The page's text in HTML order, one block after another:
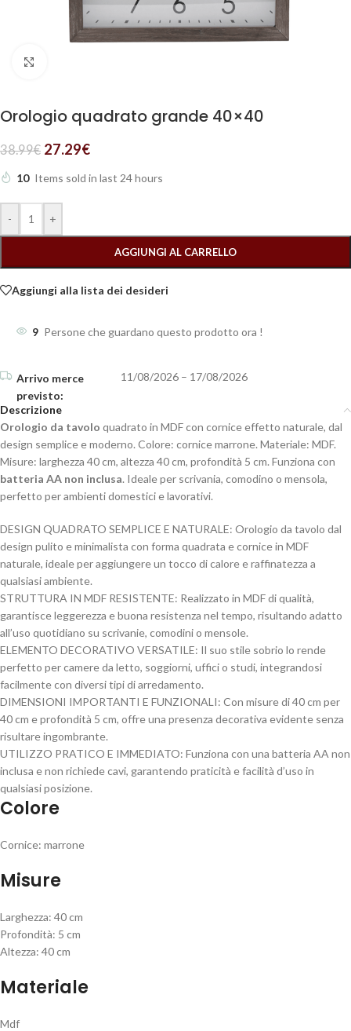
Orologio quadrato grande 40×40
38.99€ 27.29€
10 Items sold in last 24 hours
- +
AGGIUNGI AL CARRELLO
Aggiungi alla lista dei desideri
9 Persone che guardano questo prodotto ora !
11/08/2026 – 17/08/2026
Descrizione
Orologio da tavolo quadrato in MDF con cornice effetto naturale, dal
design semplice e moderno. Colore: cornice marrone. Materiale: MDF.
Misure: larghezza 40 cm, altezza 40 cm, profondità 5 cm. Funziona con
batteria AA non inclusa. Ideale per scrivania, comodino o mensola,
perfetto per ambienti domestici e lavorativi.
DESIGN QUADRATO SEMPLICE E NATURALE: Orologio da tavolo dal
design pulito e minimalista con forma quadrata e cornice in MDF
naturale, ideale per aggiungere un tocco di calore e raffinatezza a
qualsiasi ambiente.
STRUTTURA IN MDF RESISTENTE: Realizzato in MDF di qualità,
garantisce leggerezza e buona resistenza nel tempo, risultando adatto
all’uso quotidiano su scrivanie, comodini o mensole.
ELEMENTO DECORATIVO VERSATILE: Il suo stile sobrio lo rende
perfetto per camere da letto, soggiorni, uffici o studi, integrandosi
facilmente con diversi tipi di arredamento.
DIMENSIONI IMPORTANTI E FUNZIONALI: Con misure di 40 cm per
40 cm e profondità 5 cm, offre una presenza decorativa evidente senza
risultare ingombrante.
UTILIZZO PRATICO E IMMEDIATO: Funziona con una batteria AA non
inclusa e non richiede cavi, garantendo praticità e facilità d’uso in
qualsiasi posizione.
Colore
Cornice: marrone
Misure
Larghezza: 40 cm
Profondità: 5 cm
Altezza: 40 cm
Materiale
Mdf